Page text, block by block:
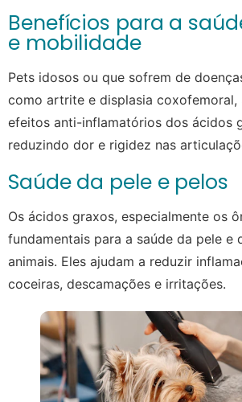
Benefícios para a
e mobilidade
Pets idosos ou que sofrem de
como artrite e displasia coxofemoral,
efeitos anti-inflamatórios dos ácidos
reduzindo dor e rigidez nas
Saúde da pele e pelos
Os ácidos graxos, especialmente os
fundamentais para a saúde da pele e
animais. Eles ajudam a reduzir
coceiras, descamações e irritações.